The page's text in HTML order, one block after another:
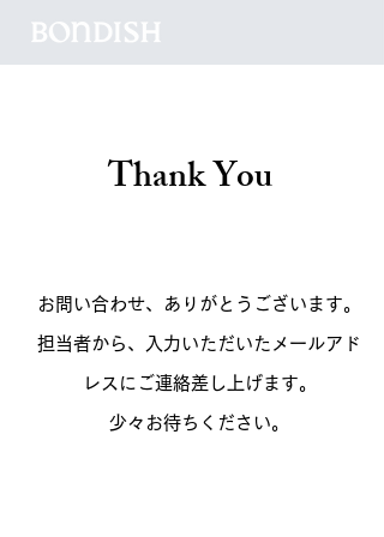
Thank You
お問い合わせ、ありがとうございます。
担当者から、入力いただいたメールアド
レスにご連絡差し上げます。​
少々お待ちください。